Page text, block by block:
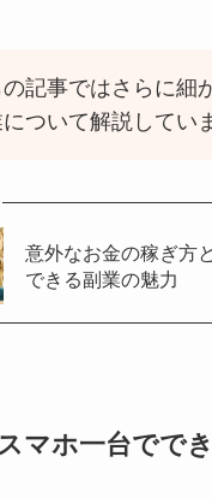
の記事ではさらに細
ついて解説してい
意外なお金の稼ぎ方
できる副業の魅力
マホ一台でで